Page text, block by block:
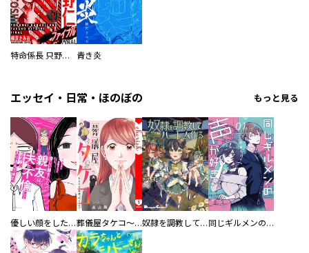
特命係長 只野仁ファイナル 愛蔵版 青き炎
エッセイ・日常・ほのぼの もっと見る
優しい顔をした親友は、夫と不倫して私の家に入り込んできた。 葬儀屋タケコ～あなたの最期、叶えます【電子単行本版】 奴隷を調教してハーレム作る 同じギルメンの声が好き